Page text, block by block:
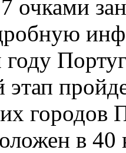
очками
этап
городов
в 40